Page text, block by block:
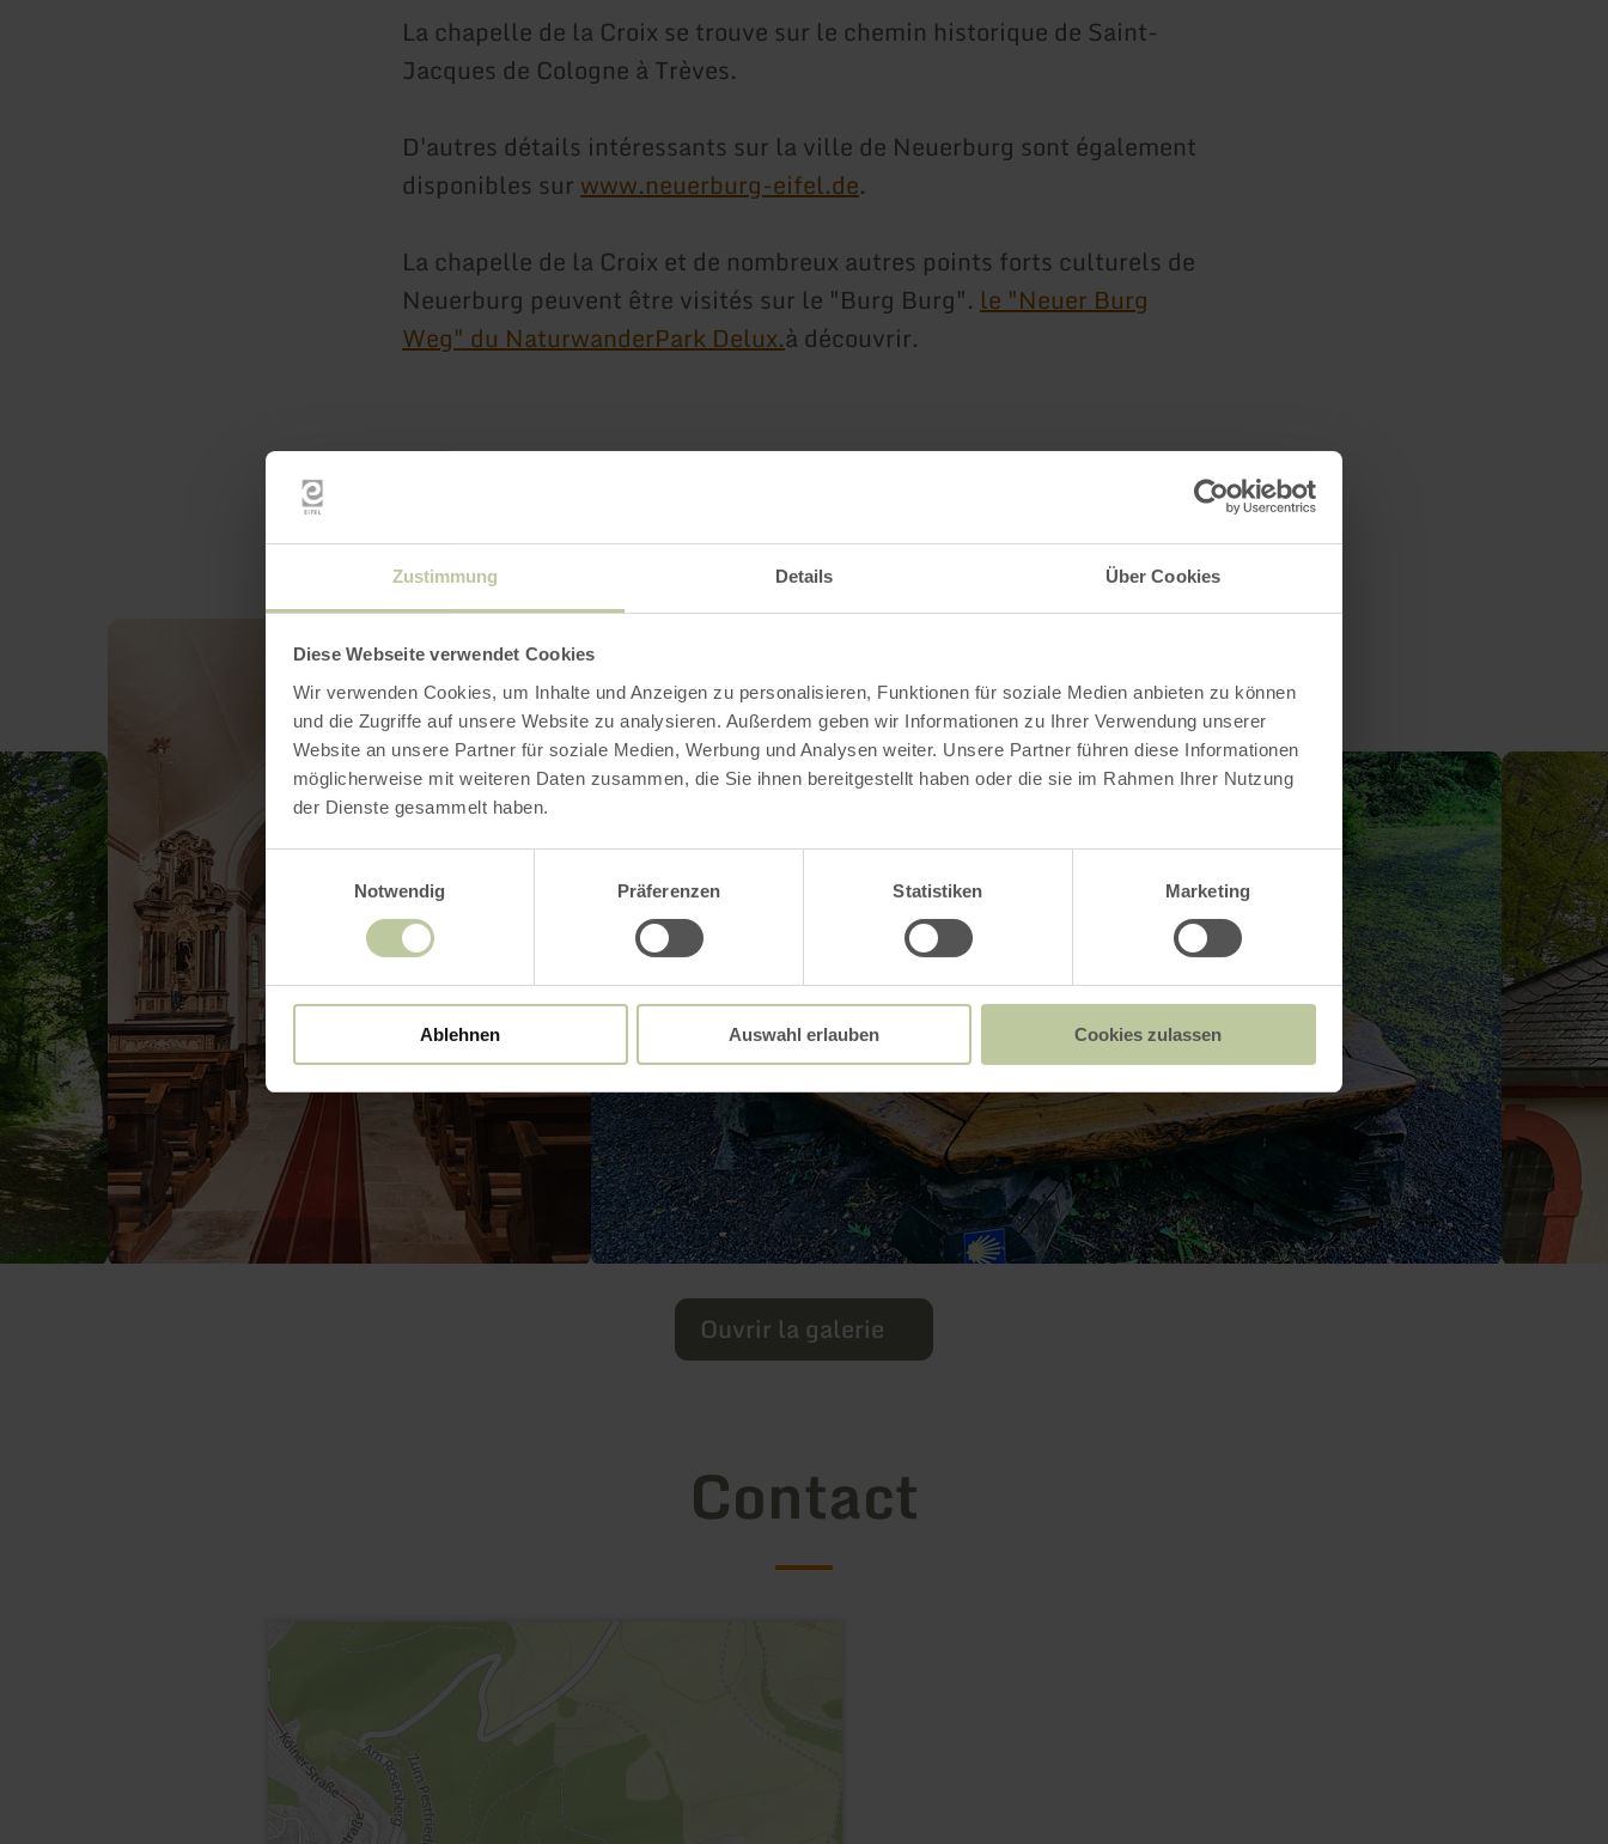
Zustimmung Details Über Cookies
Diese Webseite verwendet Cookies
Wir verwenden Cookies, um Inhalte und Anzeigen zu personalisieren, Funktionen für soziale Medien anbieten zu können
und die Zugriffe auf unsere Website zu analysieren. Außerdem geben wir Informationen zu Ihrer Verwendung unserer
Website an unsere Partner für soziale Medien, Werbung und Analysen weiter. Unsere Partner führen diese Informationen
möglicherweise mit weiteren Daten zusammen, die Sie ihnen bereitgestellt haben oder die sie im Rahmen Ihrer Nutzung
der Dienste gesammelt haben.
Notwendig
Präferenzen Statistiken Marketing
Ablehnen Auswahl erlauben Cookies zulassen
La chapelle de la Croix se trouve sur le chemin historique de Saint-
Jacques de Cologne à Trèves.
D'autres détails intéressants sur la ville de Neuerburg sont également
disponibles surwww.neuerburg-eifel.de.
La chapelle de la Croix et de nombreux autres points forts culturels de
Neuerburg peuvent être visités sur le "Burg Burg". le "Neuer Burg
Weg" du NaturwanderPark Delux.à découvrir.
Ouvrir la galerie
Contact